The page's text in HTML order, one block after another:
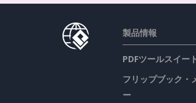
製品情報
PDFツールスイート
フリップブック・
ー